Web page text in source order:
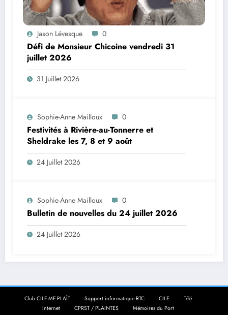
Jason Lévesque 0
Défi de Monsieur Chicoine vendredi 31
juillet 2026
31 Juillet 2026
Sophie-Anne Mailloux 0
Festivités à Rivière-au-Tonnerre et
Sheldrake les 7, 8 et 9 août
24 Juillet 2026
Sophie-Anne Mailloux 0
Bulletin de nouvelles du 24 juillet 2026
24 Juillet 2026
Club CILE-ME-PLAÎT Support informatique RTC CILE
Télé
Internet
CPRST / PLAINTES Mémoires du Port